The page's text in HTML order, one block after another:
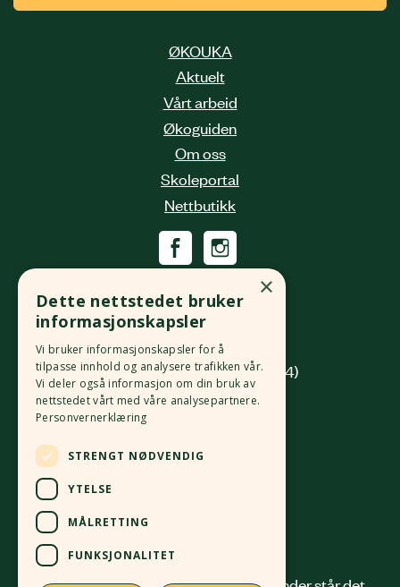
ØKOUKA
Aktuelt
Vårt arbeid
Økoguiden
Om oss
Skoleportal
Nettbutikk
Grønlandsleiret 31
0190 Oslo
(innkjøring fra Platous gate 14)
Org. nr.982 512 069 MVA
Kontonr.
×
Dette nettstedet bruker
informasjonskapsler
Vi bruker informasjonskapsler for å
tilpasse innhold og analysere trafikken vår.
Vi deler også informasjon om din bruk av
nettstedet vårt med våre analysepartnere.
Personvernerklæring
STRENGT NØDVENDIG
YTELSE
MÅLRETTING
FUNKSJONALITET